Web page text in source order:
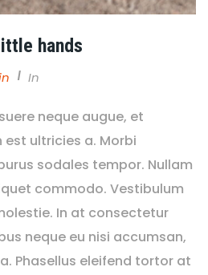
hands
In
neque augue, et
ultricies a. Morbi
sodales tempor. Nullam
commodo. Vestibulum
In at consectetur
neque eu nisi accumsan,
Phasellus eleifend tortor at